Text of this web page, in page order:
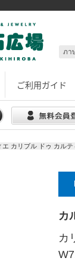
ภา
ご利用ガイド
エ カリブル ドゥ カルテ
カ
カ